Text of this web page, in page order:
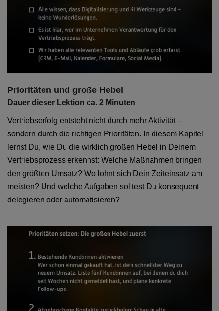
Prioritäten und große Hebel
Dauer dieser Lektion ca. 2 Minuten
Vertriebserfolg entsteht nicht durch mehr Aktivität –
sondern durch die richtigen Prioritäten. In diesem Kapitel
lernst Du, wie Du die wirklich großen Hebel in Deinem
Vertriebsprozess erkennst: Welche Maßnahmen bringen
den größten Umsatz? Wo lohnt sich Dein Zeiteinsatz am
meisten? Und welche Aufgaben solltest Du konsequent
delegieren oder automatisieren?